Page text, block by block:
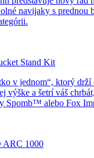
navijaky s prednou
Stand Kit
v jednom“, ktorý drží
výške a šetrí váš
Spomb™ alebo Fox
ARC 1000